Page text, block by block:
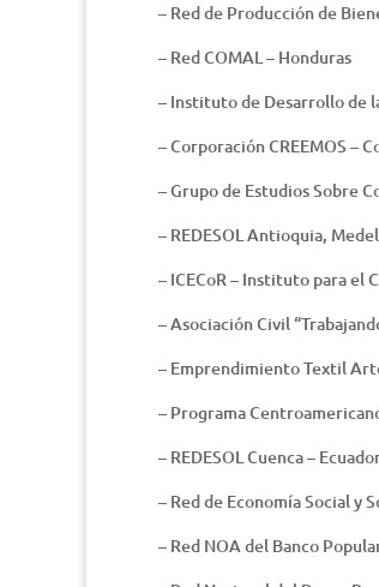
– Red de Producción de
– Red COMAL – Honduras
– Instituto de Desarrollo de
– Corporación CREEMOS –
– Grupo de Estudios Sobre
– REDESOL Antioquia,
– ICECoR – Instituto para el
– Asociación Civil
– Emprendimiento Textil
– Programa
– REDESOL Cuenca –
– Red de Economía Social y
– Red NOA del Banco